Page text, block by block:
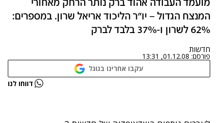
מועמד העבודה אהוד ברק נותר הרחק מאחורי
המנצח הגדול – יו"ר הליכוד אריאל שרון. במספרים:
62% לשרון ו-37% בלבד לברק
חדשות
פורסם: 01.12.08, 13:31
עקבו אחרינו בגוגל
נתקלנו בבעיה דווחו לנו